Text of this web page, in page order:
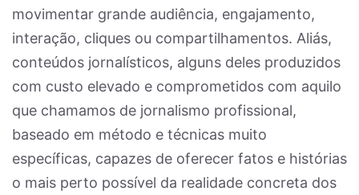
movimentar grande audiência, engajamento,
interação, cliques ou compartilhamentos. Aliás,
conteúdos jornalísticos, alguns deles produzidos
com custo elevado e comprometidos com aquilo
que chamamos de jornalismo profissional,
baseado em método e técnicas muito
específicas, capazes de oferecer fatos e histórias
o mais perto possível da realidade concreta dos